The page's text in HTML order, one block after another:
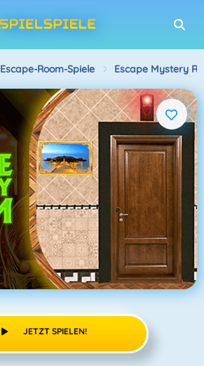
Escape-Room-Spiele Escape Mystery
JETZT SPIELEN!